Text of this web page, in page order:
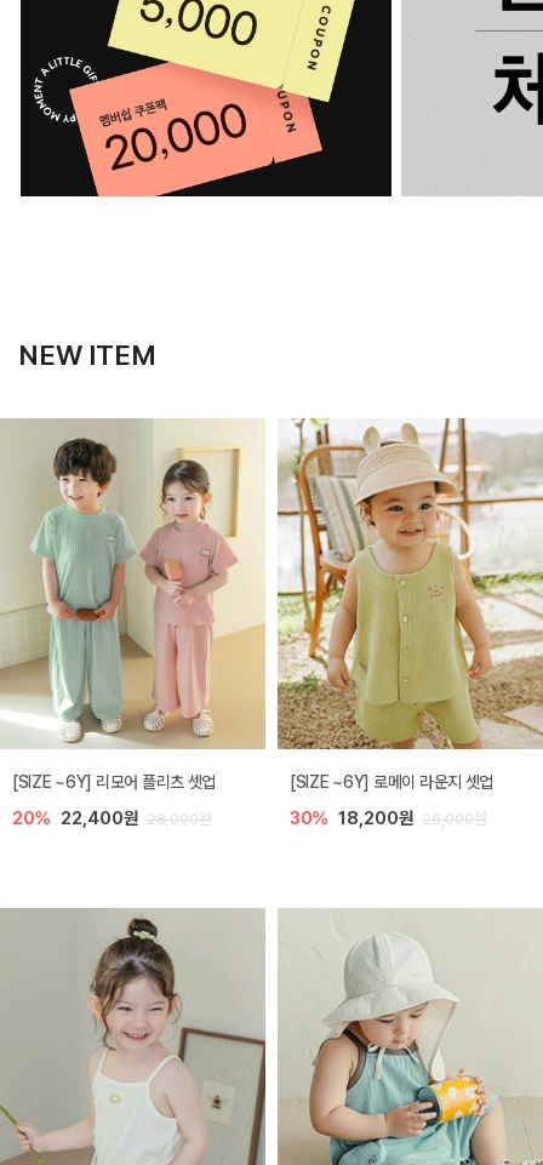
NEW ITEM
[SIZE ~6Y] 리모어 플리츠 셋업
20% 22,400원 28,000원
[SIZE ~6Y] 로메이 라운지 셋업
30% 18,200원 26,000원